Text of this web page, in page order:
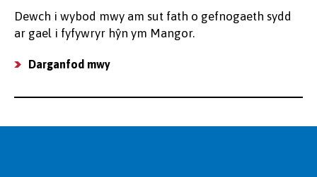
Dewch i wybod mwy am sut fath o gefnogaeth sydd
ar gael i fyfywryr hŷn ym Mangor.
Darganfod mwy